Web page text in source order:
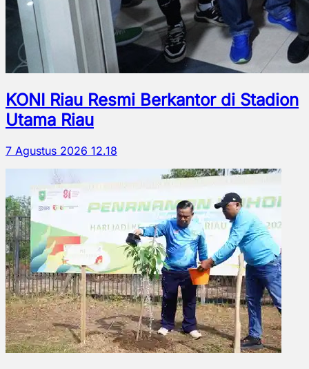
KONI Riau Resmi Berkantor di Stadion
Utama Riau
7 Agustus 2026 12.18